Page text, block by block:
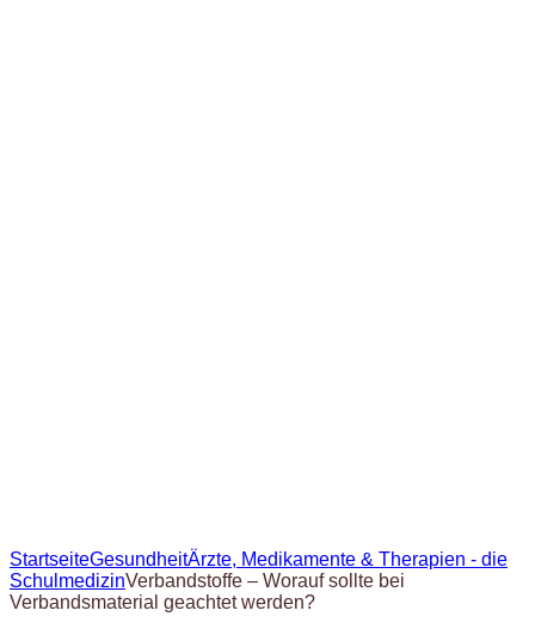
StartseiteGesundheitÄrzte, Medikamente & Therapien - die
SchulmedizinVerbandstoffe – Worauf sollte bei
Verbandsmaterial geachtet werden?